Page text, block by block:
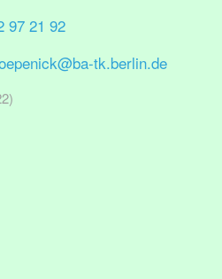
97 21 92
tk.berlin.de